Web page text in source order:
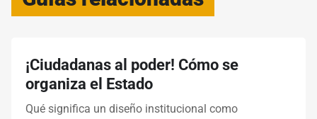
¡Ciudadanas al poder! Cómo se
organiza el Estado
Qué significa un diseño institucional como